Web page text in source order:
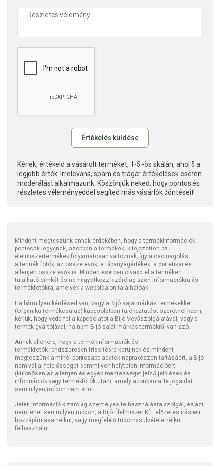
Kérlek, értékeld a vásárolt terméket, 1-5 -ös skálán, ahol 5 a
legjobb érték. Irreleváns, spam és trágár értékelések esetén
moderálást alkalmazunk. Köszönjük neked, hogy pontos és
részletes véleményeddel segíted más vásárlók döntéseit!
Mindent megteszünk annak érdekében, hogy a termékinformációk
pontosak legyenek, azonban a termékek, kifejezetten az
élelmiszertermékek folyamatosan változnak, így a csomagolás,
a termék fotók, az összetevők, a tápanyagértékek, a dietetikai és
allergén összetevők is. Minden esetben olvasd el a terméken
található címkét és ne hagyatkozz kizárólag azon információkra és
termékfotókra, amelyek a weboldalon találhatóak.
Ha bármilyen kérdésed van, vagy a Bijó sajátmárkás termékekkel
(Organika termékcsalád) kapcsolatban tájékoztatást szeretnél kapni,
kérjük, hogy vedd fel a kapcsolatot a Bijó Vevőszolgálatával, vagy a
termék gyártójával, ha nem Bijó saját márkás termékről van szó.
Annak ellenére, hogy a termékinformációk és
termékfotók rendszeresen frissítésre kerülnek és mindent
megteszünk a minél pontosabb adatok naprakészen tartásáért, a Bijó
nem vállal felelősséget semmilyen helytelen információért
(különösen az allergén és egyéb mentességet jelző jelölések és
információk vagy termékfotók után), amely azonban a Te jogaidat
semmilyen módon nem érinti.
Jelen információ kizárólag személyes felhasználásra szolgál, és azt
nem lehet semmilyen módon, a Bijó Élelmiszer Kft. előzetes írásbeli
hozzájárulása nélkül, vagy megfelelő tudomásulvétele nélkül
felhasználni.